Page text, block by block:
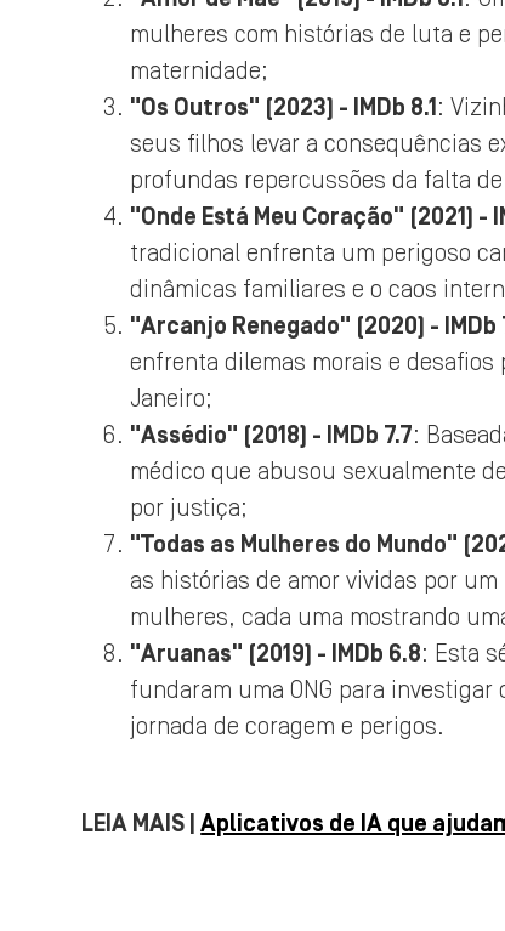
mulheres com histórias de luta e
maternidade;
"Os Outros" (2023) - IMDb 8.1 :
seus filhos levar a consequências
profundas repercussões da falta
"Onde Está Meu Coração" (2021) -
tradicional enfrenta um perigoso
dinâmicas familiares e o caos
"Arcanjo Renegado" (2020) - IMDb
enfrenta dilemas morais e desafios
Janeiro;
"Assédio" (2018) - IMDb 7.7:
médico que abusou sexualmente
por justiça;
"Todas as Mulheres do Mundo"
as histórias de amor vividas por
mulheres, cada uma mostrando
"Aruanas" (2019) - IMDb 6.8: Esta
fundaram uma ONG para
jornada de coragem e perigos.
LEIA MAIS |Aplicativos de IA que